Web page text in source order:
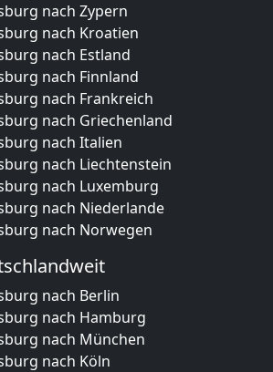
nach Zypern
nach Kroatien
nach Estland
nach Finnland
nach Frankreich
nach Griechenland
nach Italien
nach Liechtenstein
nach Luxemburg
nach Niederlande
nach Norwegen
nach Berlin
nach Hamburg
nach München
nach Köln